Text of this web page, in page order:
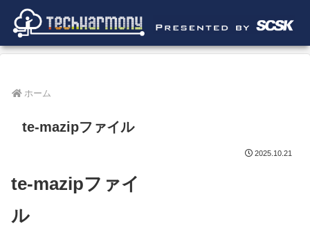
ホーム
te-mazipファイル
2025.10.21
te-mazipファイ
ル